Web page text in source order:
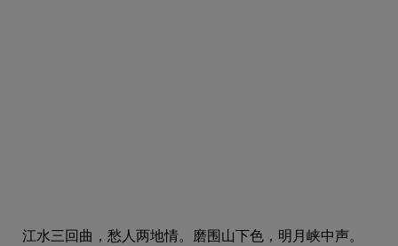
江水三回曲，愁人两地情。磨围山下色，明月峡中声。